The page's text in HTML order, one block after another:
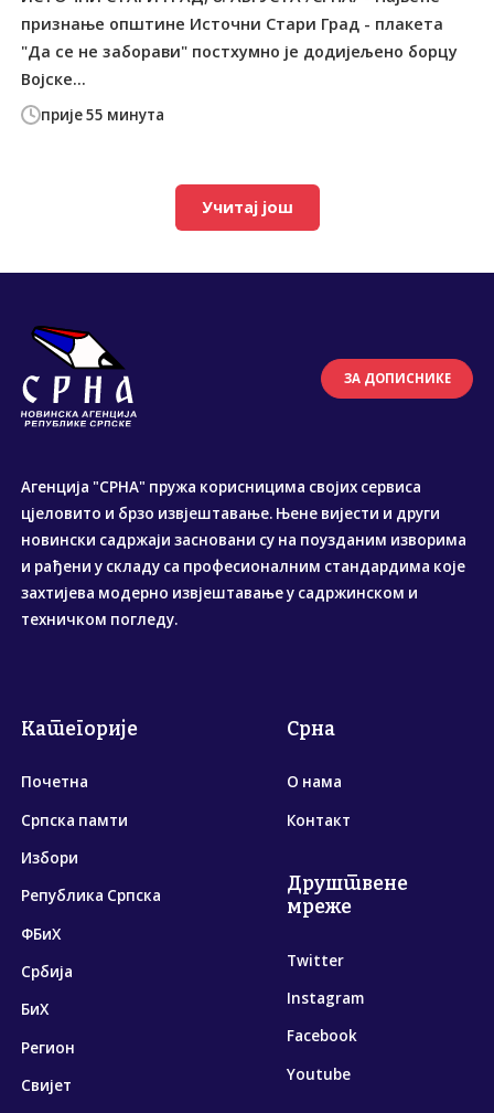
прије 55 минута
признање општине Источни Стари Град - плакета
"Да се не заборави" постхумно је додијељено борцу
Војске...
Учитај још
ЗА ДОПИСНИКЕ
Агенција "СРНА" пружа корисницима својих сервиса
цјеловито и брзо извјештавање. Њене вијести и други
новински садржаји засновани су на поузданим изворима
и рађени у складу са професионалним стандардима које
захтијева модерно извјештавање у садржинском и
техничком погледу.
Категорије
Почетна
Српска памти
Избори
Република Српска
ФБиХ
Србија
БиХ
Регион
Свијет
Срна
О нама
Контакт
Друштвене
мреже
Twitter
Instagram
Facebook
Youtube